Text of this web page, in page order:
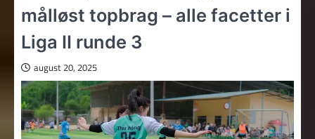
målløst topbrag – alle facetter i
Liga II runde 3
august 20, 2025